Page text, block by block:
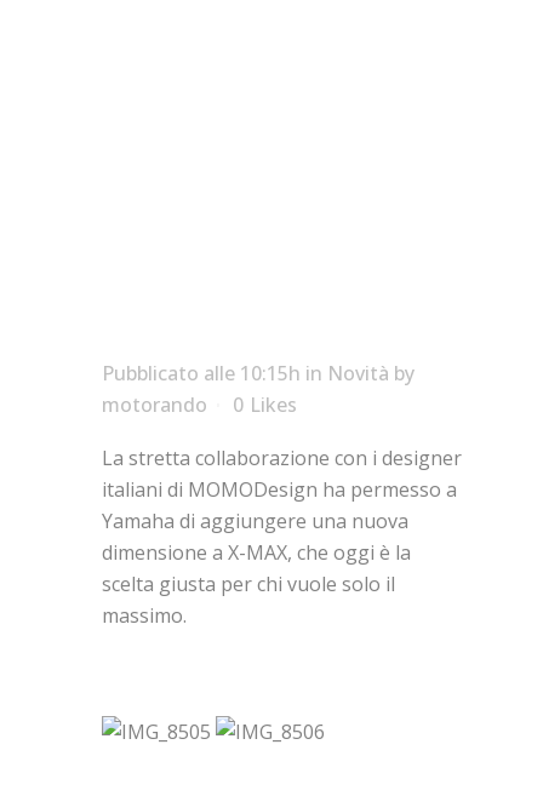
Pubblicato alle 10:15h in Novità by
motorando
0 Likes
La stretta collaborazione con i designer
italiani di MOMODesign ha permesso a
Yamaha di aggiungere una nuova
dimensione a X-MAX, che oggi è la
scelta giusta per chi vuole solo il
massimo.